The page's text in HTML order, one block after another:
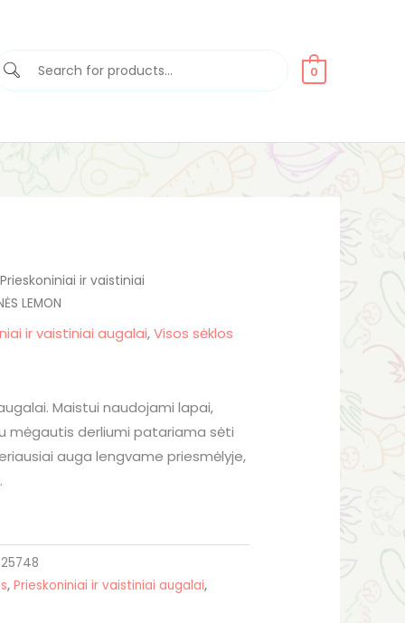
0
Prieskoniniai ir vaistiniai
LEMON
ir vaistiniai augalai,Visos sėklos
Maistui naudojami lapai,
mėgautis derliumi patariama sėti
auga lengvame priesmėlyje,
, Prieskoniniai ir vaistiniai augalai,